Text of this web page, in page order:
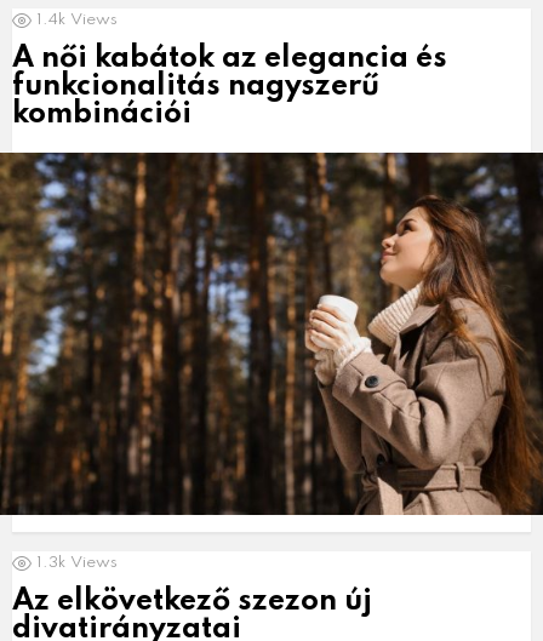
1.4k Views
A női kabátok az elegancia és
funkcionalitás nagyszerű
kombinációi
1.3k Views
Az elkövetkező szezon új
divatirányzatai